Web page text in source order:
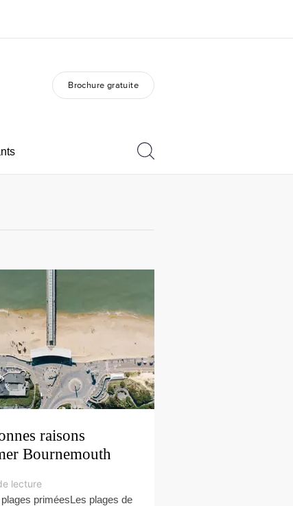
EF recrute
Brochure gratuite
raisons
Bournemouth
lecture
priméesLes plages de